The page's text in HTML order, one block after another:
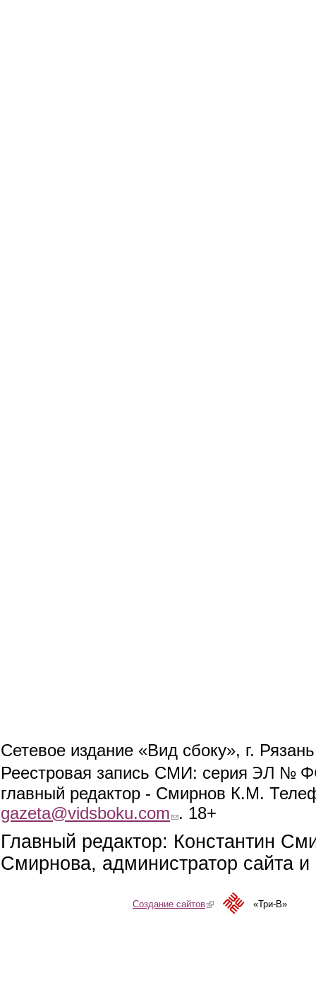
Сетевое издание «Вид сбоку», г.
Реестровая запись СМИ: серия ЭЛ №
главный редактор - Смирнов К.М.
gazeta@vidsboku.com (link sends e-mail)
. 18+
Главный редактор: Константин
Смирнова, администратор сайта
Создание сайтов(link is external)«Три-В»